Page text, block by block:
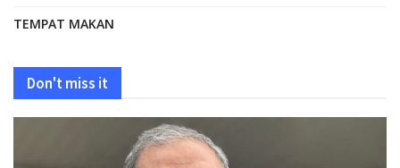
TEMPAT MAKAN
Don't miss it